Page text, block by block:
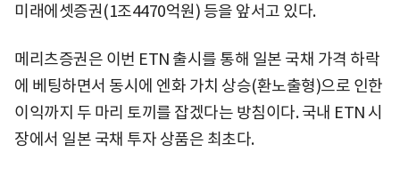
미래에셋증권(1조4470억원) 등을 앞서고 있다.
메리츠증권은 이번 ETN 출시를 통해 일본 국채 가격 하락
에 베팅하면서 동시에 엔화 가치 상승(환노출형)으로 인한
이익까지 두 마리 토끼를 잡겠다는 방침이다. 국내 ETN 시
장에서 일본 국채 투자 상품은 최초다.